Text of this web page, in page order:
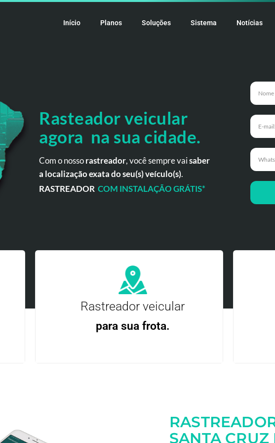
Início Planos Soluções Sistema Notícias
Rasteador veicular
agora na sua cidade.
Com o nossorastreador, você sempre vaisaber
a localização exata do seu(s) veículo(s).
RASTREADOR COM INSTALAÇÃO GRÁTIS*
Rastreador veicular
para sua frota.
SANTA